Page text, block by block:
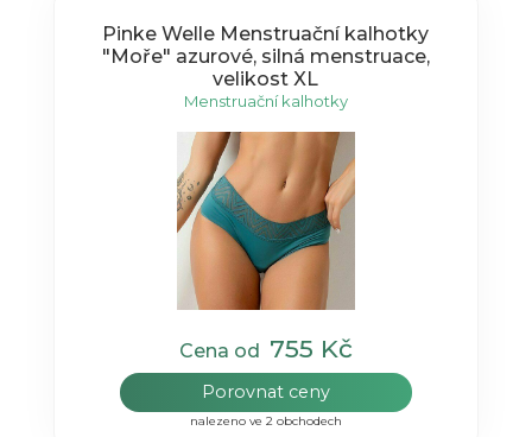
Pinke Welle Menstruační kalhotky
"Moře" azurové, silná menstruace,
velikost XL
Menstruační kalhotky
Cena od 755 Kč
Porovnat ceny
nalezeno ve 2 obchodech